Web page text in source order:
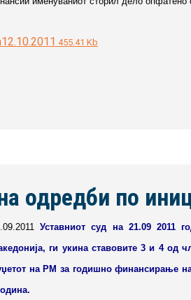
455.41 Kb
одредби по
Уставниот суд на 21.09 2011
ги укина ставовите 3 и 4 од
на РМ за годишно финансирање